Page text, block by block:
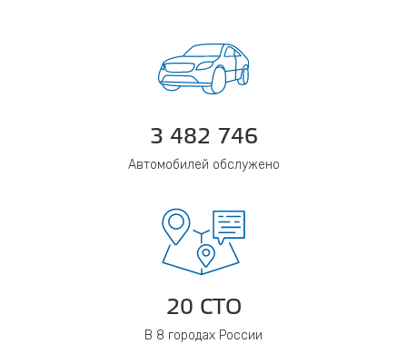
3 482 746
Автомобилей обслужено
20 СТО
В 8 городах России